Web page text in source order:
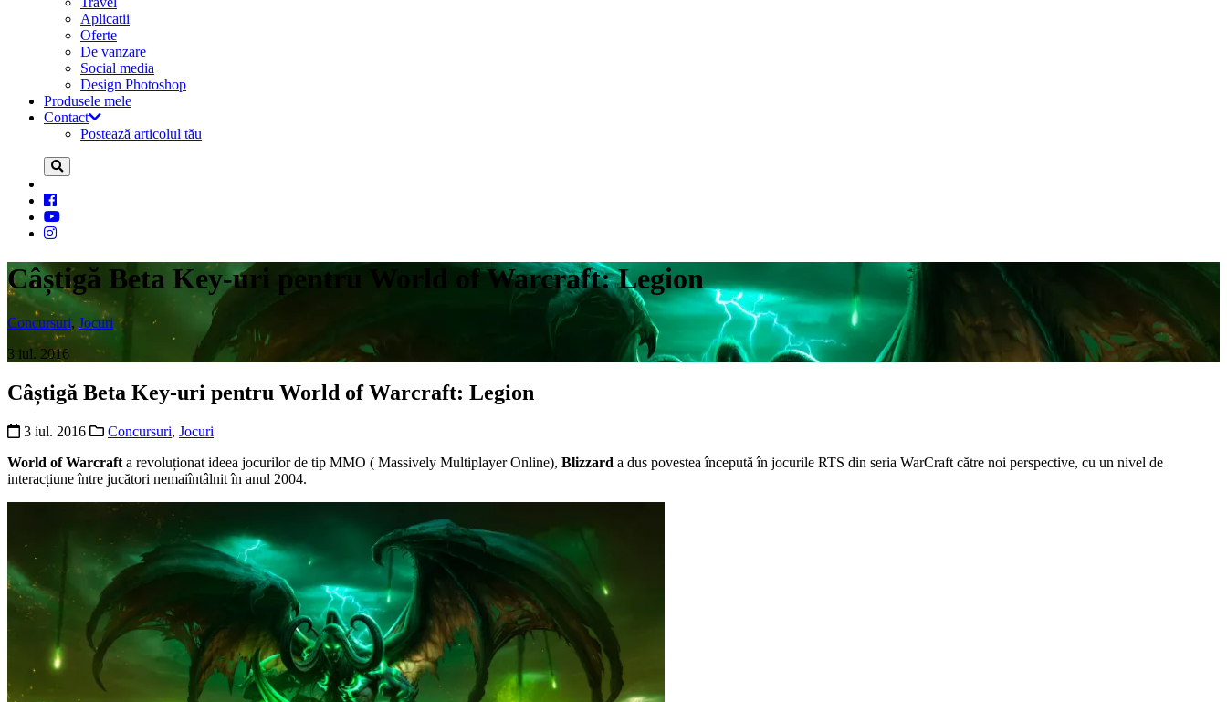
Aplicatii
Oferte
De vanzare
Social media
Design Photoshop
Produsele mele
Contact
Postează articolul tău
Câștigă Beta Key-uri pentru World of Warcraft: Legion
Concursuri, Jocuri
3 iul. 2016
Câștigă Beta Key-uri pentru World of Warcraft: Legion
3 iul. 2016 Concursuri, Jocuri
World of Warcraft a revoluționat ideea jocurilor de tip MMO ( Massively Multiplayer Online), Blizzard a dus povestea începută în jocurile RTS din seria WarCraft către noi perspective, cu un nivel de
interacțiune între jucători nemaiîntâlnit în anul 2004.